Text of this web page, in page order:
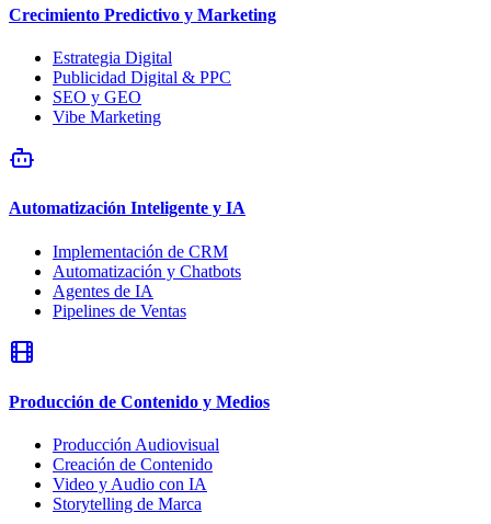
Crecimiento Predictivo y Marketing
Estrategia Digital
Publicidad Digital & PPC
SEO y GEO
Vibe Marketing
Automatización Inteligente y IA
Implementación de CRM
Automatización y Chatbots
Agentes de IA
Pipelines de Ventas
Producción de Contenido y Medios
Producción Audiovisual
Creación de Contenido
Video y Audio con IA
Storytelling de Marca